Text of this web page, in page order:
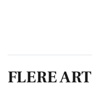
FLERE